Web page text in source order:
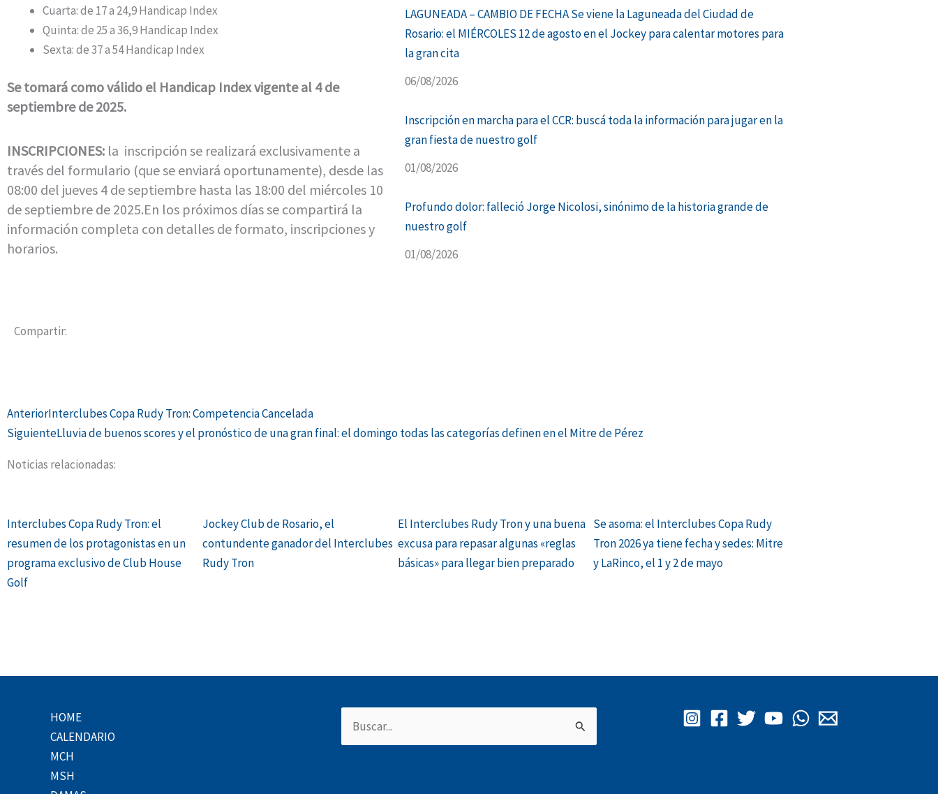
Cuarta: de 17 a 24,9 Handicap Index
Quinta: de 25 a 36,9 Handicap Index
Sexta: de 37 a 54 Handicap Index
Se tomará como válido el Handicap Index vigente al 4 de
septiembre de 2025.
INSCRIPCIONES: la inscripción se realizará exclusivamente a
través del formulario (que se enviará oportunamente), desde las
08:00 del jueves 4 de septiembre hasta las 18:00 del miércoles 10
de septiembre de 2025.En los próximos días se compartirá la
información completa con detalles de formato, inscripciones y
horarios.
Compartir:
LAGUNEADA – CAMBIO DE FECHA Se viene la Laguneada del Ciudad de
Rosario: el MIÉRCOLES 12 de agosto en el Jockey para calentar motores para
la gran cita
06/08/2026
Inscripción en marcha para el CCR: buscá toda la información para jugar en la
gran fiesta de nuestro golf
01/08/2026
Profundo dolor: falleció Jorge Nicolosi, sinónimo de la historia grande de
nuestro golf
01/08/2026
Ant
AnteriorInterclubes Copa Rudy Tron: Competencia Cancelada
SiguienteLluvia de buenos scores y el pronóstico de una gran final: el domingo todas las categorías definen en el Mitre de Pérez
Noticias relacionadas:
Interclubes Copa Rudy Tron: el
resumen de los protagonistas en un
programa exclusivo de Club House
Golf
Jockey Club de Rosario, el
contundente ganador del Interclubes
Rudy Tron
El Interclubes Rudy Tron y una buena
excusa para repasar algunas «reglas
básicas» para llegar bien preparado
Se asoma: el Interclubes Copa Rudy
Tron 2026 ya tiene fecha y sedes: Mitre
y LaRinco, el 1 y 2 de mayo
HOME
CALENDARIO
MCH
MSH
Buscar
por: